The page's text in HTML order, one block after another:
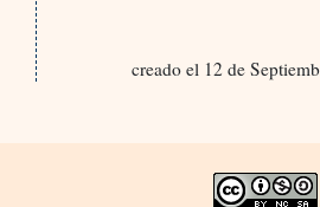
creado el 12 de